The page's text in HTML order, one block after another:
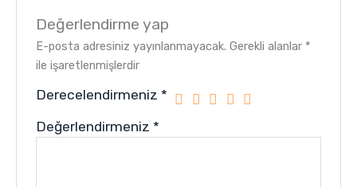
Değerlendirme yap
E-posta adresiniz yayınlanmayacak. Gerekli alanlar *
ile işaretlenmişlerdir
Derecelendirmeniz *
Değerlendirmeniz *